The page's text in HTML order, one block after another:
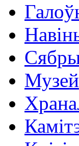
Музей